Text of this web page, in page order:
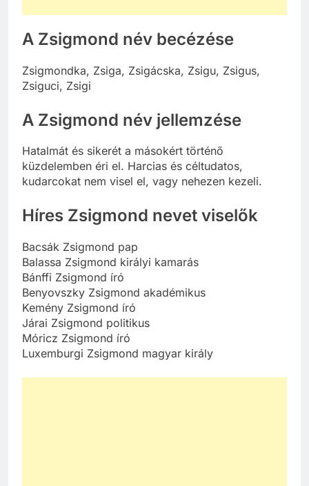
A Zsigmond név becézése
Zsigmondka, Zsiga, Zsigácska, Zsigu, Zsigus,
Zsiguci, Zsigi
A Zsigmond név jellemzése
Hatalmát és sikerét a másokért történő
küzdelemben éri el. Harcias és céltudatos,
kudarcokat nem visel el, vagy nehezen kezeli.
Híres Zsigmond nevet viselők
Bacsák Zsigmond pap
Balassa Zsigmond királyi kamarás
Bánffi Zsigmond író
Benyovszky Zsigmond akadémikus
Kemény Zsigmond író
Járai Zsigmond politikus
Móricz Zsigmond író
Luxemburgi Zsigmond magyar király